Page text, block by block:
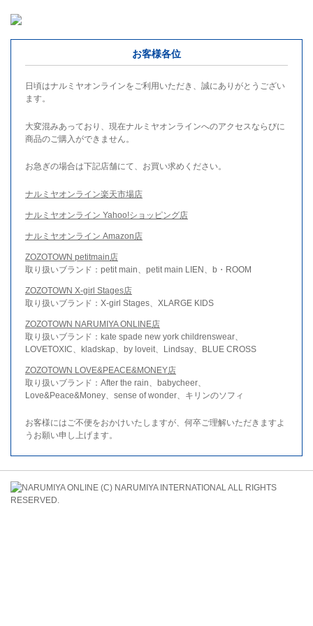
お客様各位
日頃はナルミヤオンラインをご利用いただき、誠にありがとうござい
ます。
大変混みあっており、現在ナルミヤオンラインへのアクセスならびに
商品のご購入ができません。
お急ぎの場合は下記店舗にて、お買い求めください。
ナルミヤオンライン楽天市場店
ナルミヤオンライン Yahoo!ショッピング店
ナルミヤオンライン Amazon店
ZOZOTOWN petitmain店
取り扱いブランド：petit main、petit main LIEN、b・ROOM
ZOZOTOWN X-girl Stages店
取り扱いブランド：X-girl Stages、XLARGE KIDS
ZOZOTOWN NARUMIYA ONLINE店
取り扱いブランド：kate spade new york childrenswear、
LOVETOXIC、kladskap、by loveit、Lindsay、BLUE CROSS
ZOZOTOWN LOVE&PEACE&MONEY店
取り扱いブランド：After the rain、babycheer、
Love&Peace&Money、sense of wonder、キリンのソフィ
お客様にはご不便をおかけいたしますが、何卒ご理解いただきますよ
うお願い申し上げます。